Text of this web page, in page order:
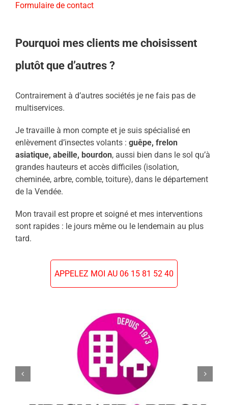
Formulaire de contact
Pourquoi mes clients me choisissent
plutôt que d’autres ?
Contrairement à d’autres sociétés je ne fais pas de
multiservices.
Je travaille à mon compte et je suis spécialisé en
enlèvement d’insectes volants : guêpe, frelon
asiatique, abeille, bourdon, aussi bien dans le sol qu’à
grandes hauteurs et accès difficiles (isolation,
cheminée, arbre, comble, toiture), dans le département
de la Vendée.
Mon travail est propre et soigné et mes interventions
sont rapides : le jours même ou le lendemain au plus
tard.
APPELEZ MOI AU 06 15 81 52 40